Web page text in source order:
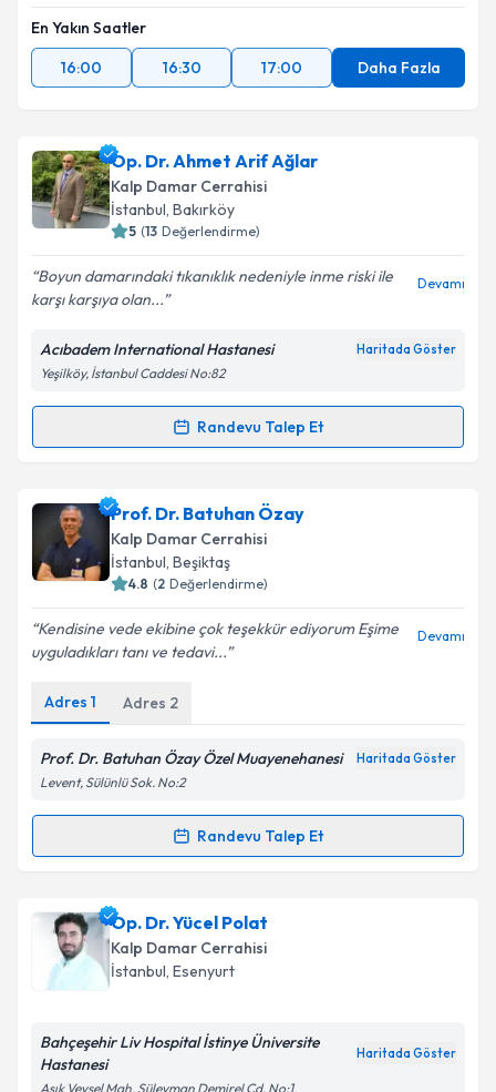
En Yakın Saatler
16:00
16:30 17:00 Daha Fazla
Op. Dr. Ahmet Arif Ağlar
Kalp Damar Cerrahisi
İstanbul, Bakırköy
5 (13 Değerlendirme)
Boyun damarındaki tıkanıklık nedeniyle inme riski ile
karşı karşıya olan...
Devamı
Acıbadem International Hastanesi Haritada Göster
Yeşilköy, İstanbul Caddesi No:82
Randevu Talep Et
Randevu Takvimi Talebi
Op. Dr. Ahmet Arif Ağlariçin randevu takvimi talebi
oluşturun. Size bu uzmandan randevu almanız için bir
takvim hazırlandığında e-posta ile bilgilendireceğiz.
Kişisel verilerimin işlenmesine ilişkin
Metni'ni okudum ve kişisel verilerimin belirtilen
kapsamda işlenmesini kabul ediyorum.
Takvim Talebini Gönder
Prof. Dr. Batuhan Özay
Kalp Damar Cerrahisi
İstanbul, Beşiktaş
4.8 (2 Değerlendirme)
Kendisine vede ekibine çok teşekkür ediyorum Eşime
uyguladıkları tanı ve tedavi...
Devamı
Adres 1 Adres 2
Prof. Dr. Batuhan Özay Özel Muayenehanesi Haritada Göster
Levent, Sülünlü Sok. No:2
Randevu Talep Et
Randevu Takvimi Talebi
Prof. Dr. Batuhan Özayiçin randevu takvimi talebi
oluşturun. Size bu uzmandan randevu almanız için bir
takvim hazırlandığında e-posta ile bilgilendireceğiz.
Op. Dr. Yücel Polat
Kalp Damar Cerrahisi
İstanbul, Esenyurt
Bahçeşehir Liv Hospital İstinye Üniversite
Hastanesi
Haritada Göster
Aşık Veysel Mah, Süleyman Demirel Cd. No:1